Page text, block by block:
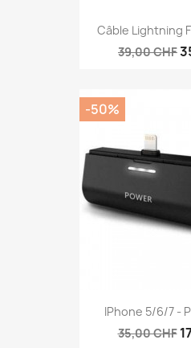
Câble Lightning
39,00 CHF
IPhone 5/6/7 -
35,00 CHF
-50%